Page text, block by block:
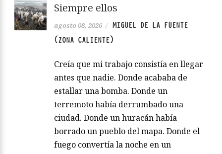
Siempre ellos
agosto 08, 2026 / MIGUEL DE LA FUENTE
(ZONA CALIENTE)
Creía que mi trabajo consistía en llegar
antes que nadie. Donde acababa de
estallar una bomba. Donde un
terremoto había derrumbado una
ciudad. Donde un huracán había
borrado un pueblo del mapa. Donde el
fuego convertía la noche en un